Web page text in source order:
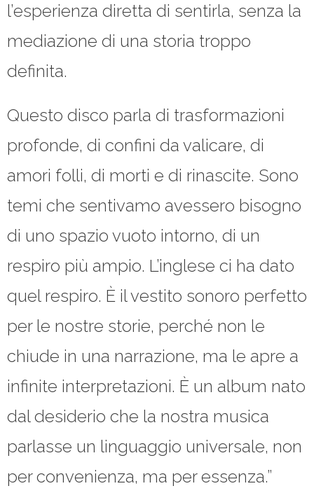
l’esperienza diretta di sentirla, senza la
mediazione di una storia troppo
definita.
Questo disco parla di trasformazioni
profonde, di confini da valicare, di
amori folli, di morti e di rinascite. Sono
temi che sentivamo avessero bisogno
di uno spazio vuoto intorno, di un
respiro più ampio. L’inglese ci ha dato
quel respiro. È il vestito sonoro perfetto
per le nostre storie, perché non le
chiude in una narrazione, ma le apre a
infinite interpretazioni. È un album nato
dal desiderio che la nostra musica
parlasse un linguaggio universale, non
per convenienza, ma per essenza.”